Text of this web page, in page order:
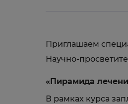
Приглашаем
Научно-
«Пирамида
В рамках курса